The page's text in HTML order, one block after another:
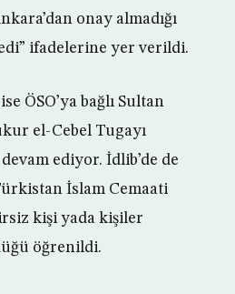
onay almadığı
ifadelerine yer verildi.
ÖSO’ya bağlı Sultan
el-Cebel Tugayı
ediyor. İdlib’de de
İslam Cemaati
kişi yada kişiler
öğrenildi.